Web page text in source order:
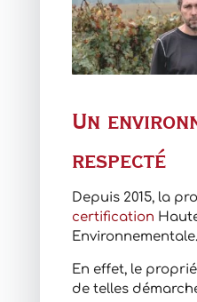
Un
respecté
Depuis 2015, la
certification
Environnementale.
En effet, le
de telles